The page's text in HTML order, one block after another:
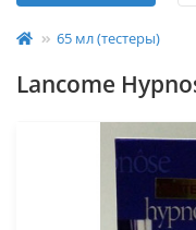
65 мл (тестеры)
Lancome